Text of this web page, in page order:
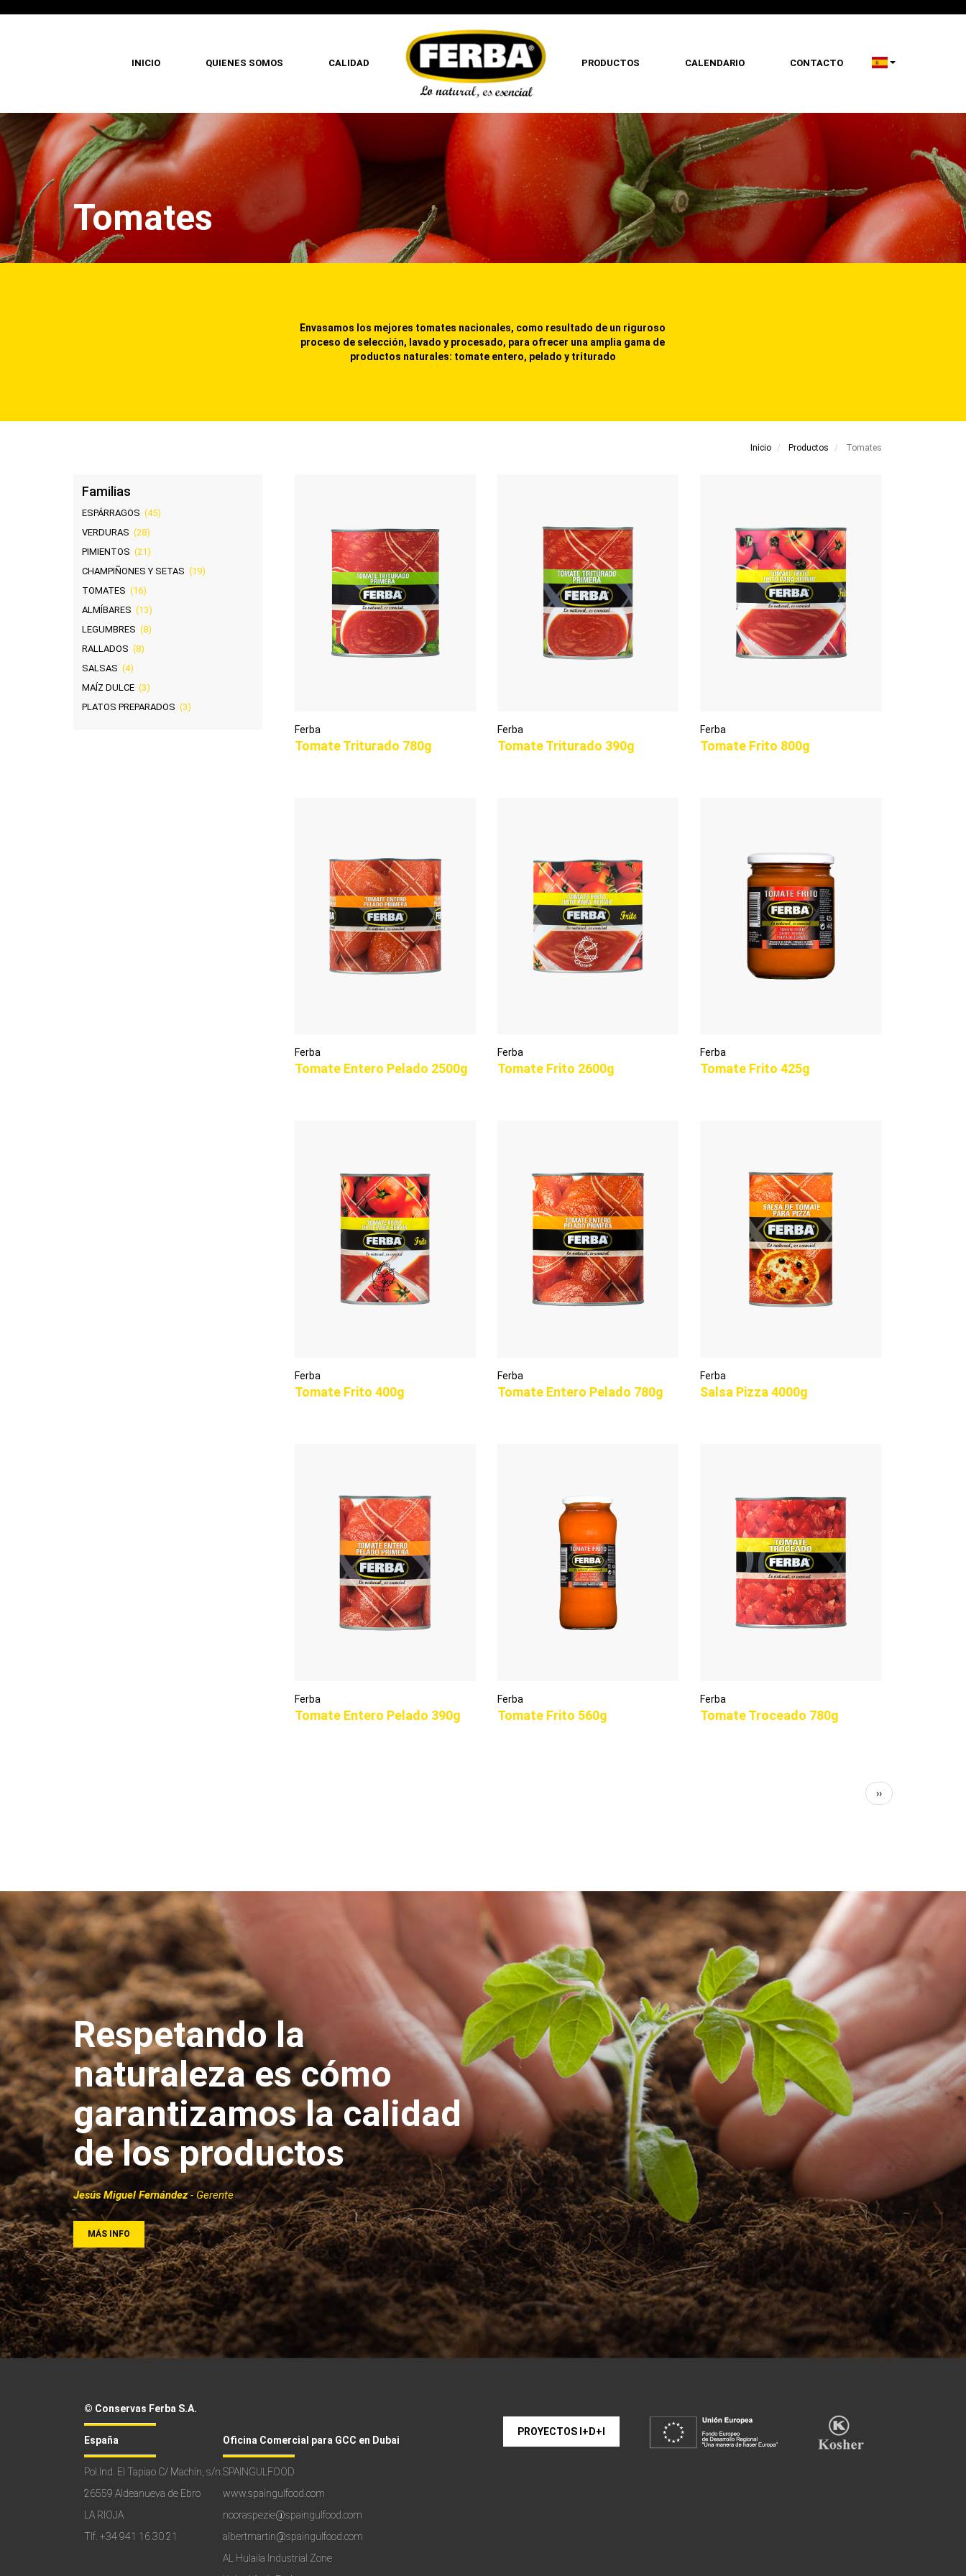
Pasar
al
contenido
principal
INICIO QUIENES SOMOS CALIDAD PRODUCTOS CALENDARIO CONTACTO
Tomates
Envasamos los mejores tomates nacionales, como resultado de un riguroso
proceso de selección, lavado y procesado, para ofrecer una amplia gama de
productos naturales: tomate entero, pelado y triturado
Inicio Productos Tomates
Familias
ESPÁRRAGOS (45)
VERDURAS (28)
PIMIENTOS (21)
CHAMPIÑONES Y SETAS (19)
TOMATES (16)
ALMÍBARES (13)
LEGUMBRES (8)
RALLADOS (8)
SALSAS (4)
MAÍZ DULCE (3)
PLATOS PREPARADOS (3)
Ferba
Tomate Triturado 780g
Ferba
Tomate Triturado 390g
Ferba
Tomate Frito 800g
Ferba
Tomate Entero Pelado 2500g
Ferba
Tomate Frito 2600g
Ferba
Tomate Frito 425g
Ferba
Tomate Frito 400g
Ferba
Tomate Entero Pelado 780g
Ferba
Salsa Pizza 4000g
Ferba
Tomate Entero Pelado 390g
Ferba
Tomate Frito 560g
Ferba
Tomate Troceado 780g
Siguiente
página
››
Respetando la
naturaleza es cómo
garantizamos la calidad
de los productos
Jesús Miguel Fernández- Gerente
MÁS INFO
© Conservas Ferba S.A.
España
Pol.Ind. El Tapiao C/ Machín, s/n.
26559 Aldeanueva de Ebro
LA RIOJA
Tlf. +34 941 16 30 21
Oficina Comercial para GCC en Dubai
SPAINGULFOOD
www.spaingulfood.com
nooraspezie@spaingulfood.com
albertmartin@spaingulfood.com
AL Hulaila Industrial Zone
PROYECTOS I+D+I